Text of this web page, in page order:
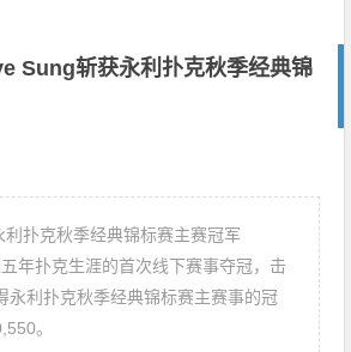
Sung斩获永利扑克秋季经典锦
扑克秋季经典锦标赛主赛冠军
年扑克生涯的首次线下赛事夺冠，击
永利扑克秋季经典锦标赛主赛事的冠
。